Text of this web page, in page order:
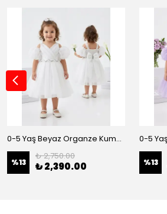
0-5 Yaş Beyaz Organze Kumaş Bel İnci Kemerli Midi Boy Arkası Lastikli Abiye
%13
₺ 2,750.00
₺ 2,390.00 %13